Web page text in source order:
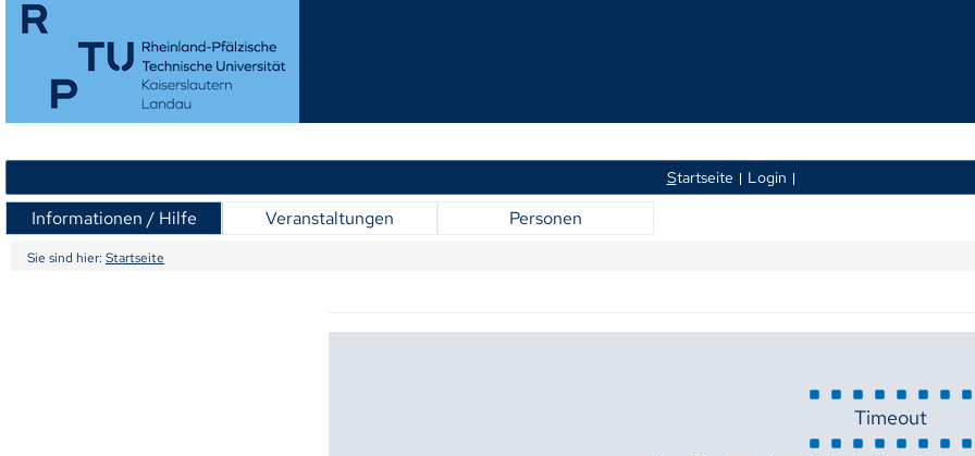
Startseite Login
Informationen / Hilfe Veranstaltungen Personen
Sie sind hier: Startseite
Timeout